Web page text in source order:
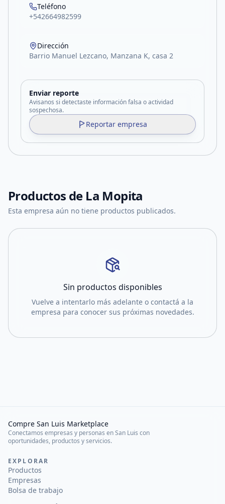
Teléfono
+542664982599
Dirección
Barrio Manuel Lezcano, Manzana K, casa 2
Enviar reporte
Avisanos si detectaste información falsa o actividad
sospechosa.
Reportar empresa
Productos de La Mopita
Esta empresa aún no tiene productos publicados.
Sin productos disponibles
Vuelve a intentarlo más adelante o contactá a la
empresa para conocer sus próximas novedades.
Compre San Luis Marketplace
Conectamos empresas y personas en San Luis con
oportunidades, productos y servicios.
EXPLORAR
Productos
Empresas
Bolsa de trabajo